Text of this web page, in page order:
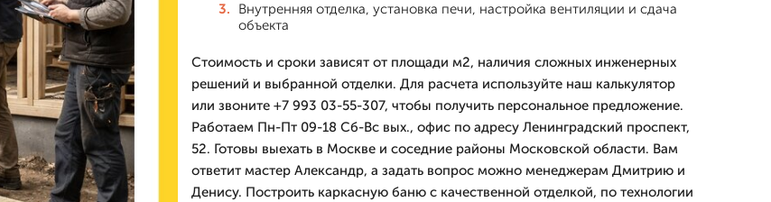
Внутренняя отделка, установка печи, настройка вентиляции и сдача
объекта
Стоимость и сроки зависят от площади м2, наличия сложных инженерных
решений и выбранной отделки. Для расчета используйте наш калькулятор
или звоните +7 993 03-55-307, чтобы получить персональное предложение.
Работаем Пн-Пт 09-18 Сб-Вс вых., офис по адресу Ленинградский проспект,
52. Готовы выехать в Москве и соседние районы Московской области. Вам
ответит мастер Александр, а задать вопрос можно менеджерам Дмитрию и
Денису. Построить каркасную баню с качественной отделкой, по технологии